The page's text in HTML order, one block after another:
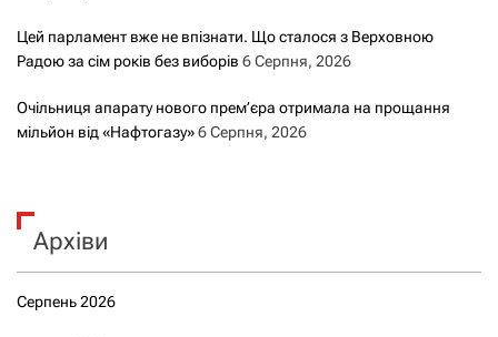
Цей парламент вже не впізнати. Що сталося з Верховною
Радою за сім років без виборів 6 Серпня, 2026
Очільниця апарату нового прем’єра отримала на прощання
мільйон від «Нафтогазу»6 Серпня, 2026
Архіви
Серпень 2026